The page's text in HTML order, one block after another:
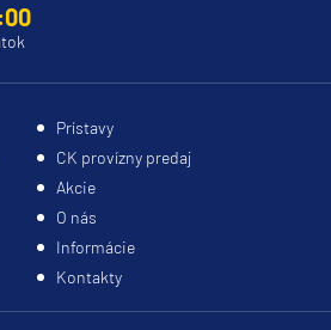
Prístavy
CK provízny predaj
Akcie
O nás
Informácie
Kontakty